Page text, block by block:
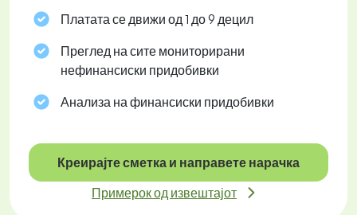
Платата се движи од 1 до 9 децил
Преглед на сите мониторирани
нефинансиски придобивки
Анализа на финансиски придобивки
Креирајте сметка и направете нарачка
Примерок од извештајот